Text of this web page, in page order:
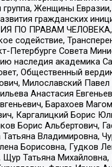
Женщины
гражданских
ПО ПРАВАМ ЧЕЛОВЕКА,
содействие,
Петербурге Совета
наследия академика
Общественный
Милославский
Анастасия
Барахоев
Каргалицкий Борис
Борис Альбертович,
Владимировна,
Борисовна, Гудков
Щур Татьяна